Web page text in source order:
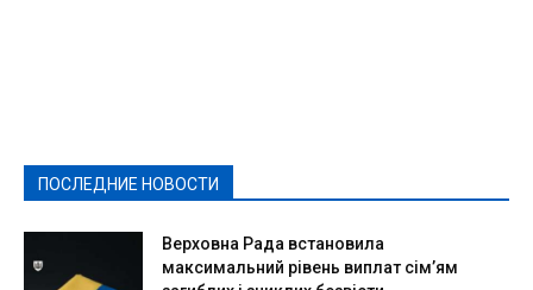
ПОСЛЕДНИЕ НОВОСТИ
Верховна Рада встановила
максимальний рівень виплат сім’ям